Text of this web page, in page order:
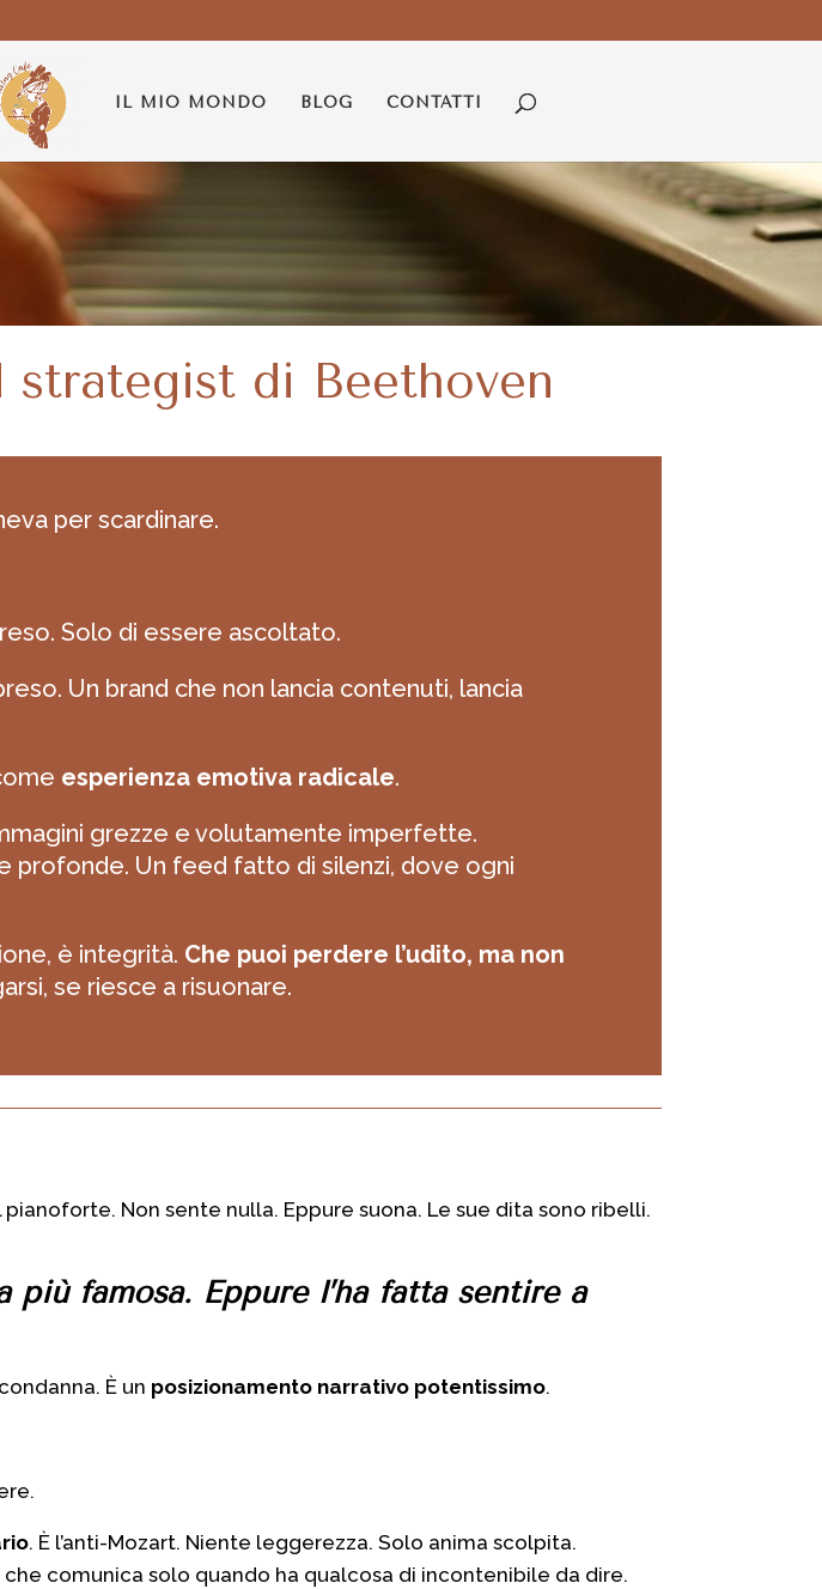
IL MIO MONDO BLOG CONTATTI
di Beethoven
per scardinare.
Solo di essere ascoltato.
Un brand che non lancia contenuti, lancia
esperienza emotiva radicale.
grezze e volutamente imperfette.
profonde. Un feed fatto di silenzi, dove ogni
è integrità. Che puoi perdere l’udito, ma non
se riesce a risuonare.
Non sente nulla. Eppure suona. Le sue dita sono ribelli.
più famosa. Eppure l’ha fatta sentirea
È un posizionamento narrativo potentissimo.
. È l’anti-Mozart. Niente leggerezza. Solo anima scolpita.
che comunica solo quando ha qualcosa di incontenibile da dire.